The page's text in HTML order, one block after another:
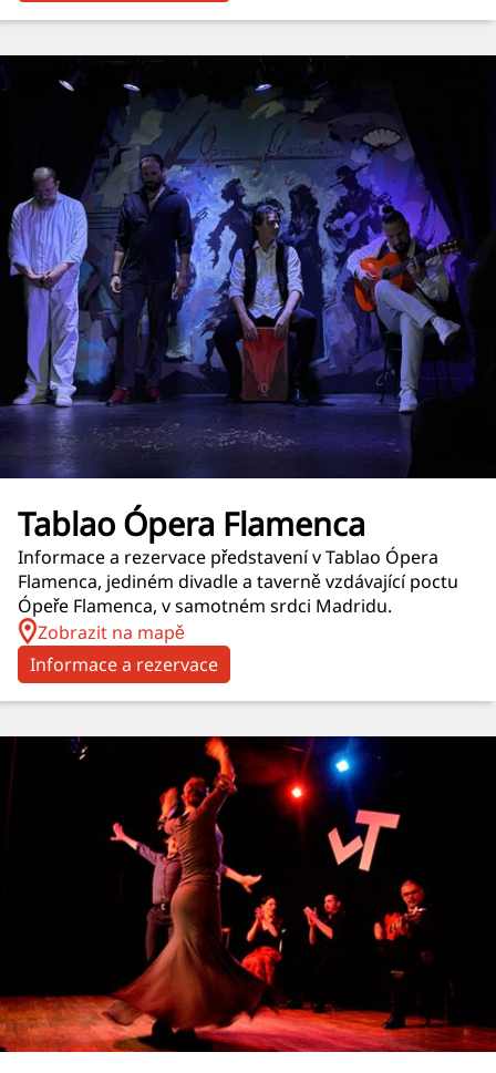
Tablao Ópera Flamenca
Informace a rezervace představení v Tablao Ópera
Flamenca, jediném divadle a taverně vzdávající poctu
Ópeře Flamenca, v samotném srdci Madridu.
Zobrazit na mapě
Informace a rezervace